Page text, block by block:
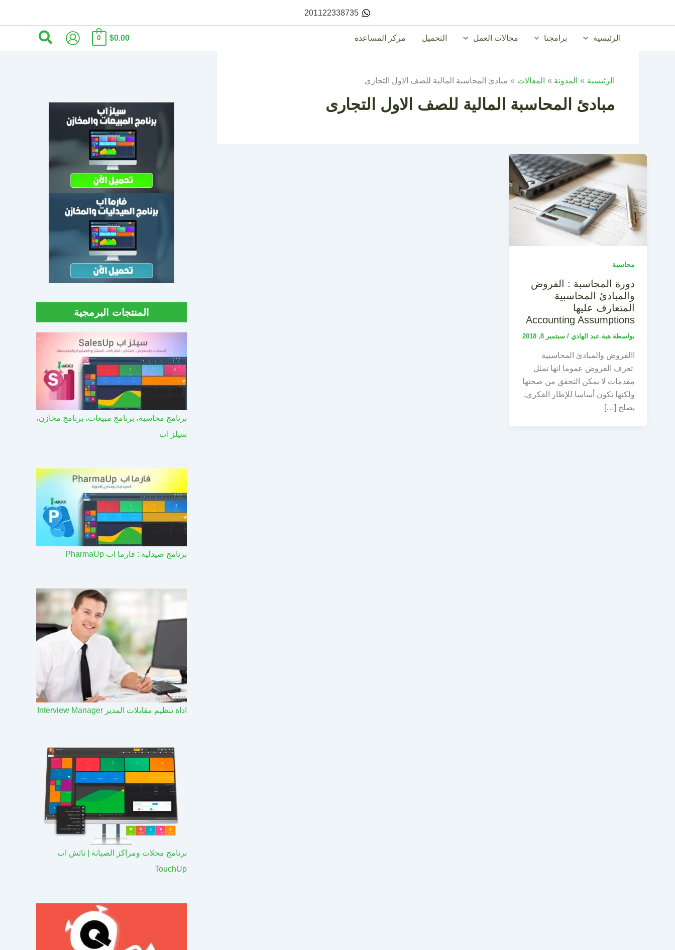
201122338735
الرئيسية برامجنا مجالات العمل التحميل مركز المساعدة $0.00
0 البحث
الرئيسية المدونة المقالات مبادئ المحاسبة المالية للصف الاول التجارى
مبادئ المحاسبة المالية للصف الاول التجارى
محاسبة
دورة المحاسبة : الفروض
والمبادئ المحاسبية
المتعارف عليها
Accounting Assumptions
بواسطة هبة عبد الهادي / سبتمبر 8, 2018
االفروض والمبادئ المحاسبية
تعرف الفروض عموما انها تمثل
مقدمات لا يمكن التحقق من صحتها
ولكنها تكون أساسا للإطار الفكري,
يصلح […]
المنتجات البرمجية
برنامج محاسبة، برنامج مبيعات، برنامج مخازن،
سيلز اب
برنامج صيدلية : فارما اب PharmaUp​
اداة تنظيم مقابلات المدير Interview Manager
برنامج محلات ومراكز الصيانة | تاتش اب
TouchUp